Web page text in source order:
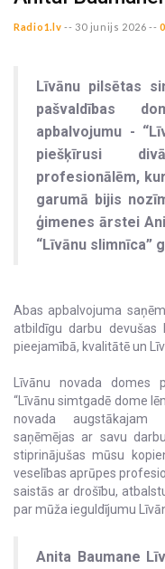
Radio1.lv -- 30 junijs 2026 --
Līvānu pilsētas
pašvaldības
apbalvojumu -
piešķīrusi
profesionālēm,
garumā bijis
ģimenes ārstei
“Līvānu slimnīca”
Abas apbalvojuma
atbildīgu darbu devušas
pieejamībā, kvalitātē un
Līvānu novada domes
“Līvānu simtgadē dome
novada augstākajam
saņēmējas ar savu
stiprinājušas mūsu
veselības aprūpes
saistās ar drošību,
par mūža ieguldījumu
Anita Baumane